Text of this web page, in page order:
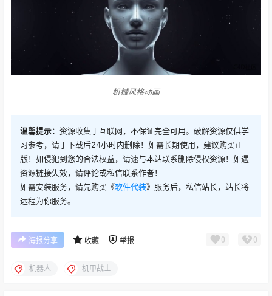
机械风格动画
温馨提示： 资源收集于互联网，不保证完全可用。破解资源仅供学
习参考，请于下载后24小时内删除！如需长期使用，建议购买正
版！如侵犯到您的合法权益，请速与本站联系删除侵权资源！如遇
资源链接失效，请评论或私信联系作者！
如需安装服务，请先购买《软件代装》服务后，私信站长，站长将
远程为你服务。
海报分享 收藏 举报 0 0
机器人 机甲战士